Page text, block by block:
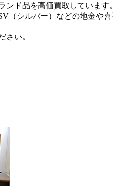
ド品を高価買取しています。
（シルバー）などの地金や喜
さい。